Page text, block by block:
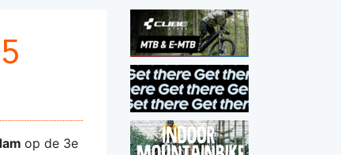
op de 3e